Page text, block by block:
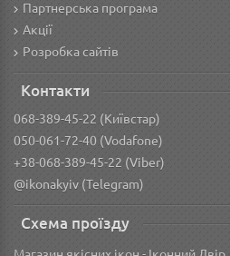
Партнерська програма
Акції
Розробка сайтів
Контакти
068-389-45-22 (Київстар)
050-061-72-40 (Vodafone)
+38-068-389-45-22 (Viber)
@ikonakyiv (Telegram)
Схема проїзду